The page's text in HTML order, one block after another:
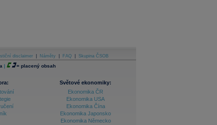
disclaimer Náměty FAQ Skupina ČSOB
| = placený obsah
Světové ekonomiky:
Ekonomika ČR
Ekonomika USA
Ekonomika Čína
Ekonomika Japonsko
Ekonomika Německo